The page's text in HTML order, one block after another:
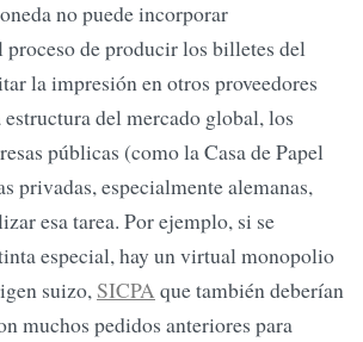
no puede incorporar
proceso de producir los billetes del
la impresión en otros proveedores
del mercado global, los
públicas (como la Casa de Papel
privadas, especialmente alemanas,
esa tarea. Por ejemplo, si se
especial, hay un virtual monopolio
suizo, SICPA que también deberían
muchos pedidos anteriores para